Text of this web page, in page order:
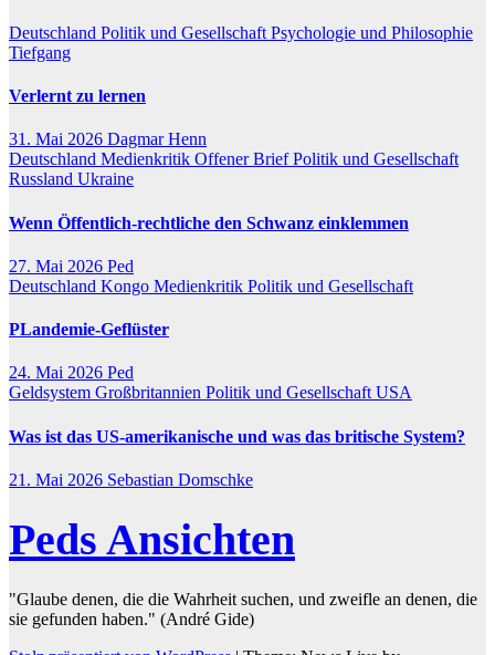
Deutschland Politik und Gesellschaft Psychologie und Philosophie
Tiefgang
Verlernt zu lernen
31. Mai 2026 Dagmar Henn
Deutschland Medienkritik Offener BriefPolitik und Gesellschaft
Russland Ukraine
Wenn Öffentlich-rechtliche den Schwanz einklemmen
27. Mai 2026 Ped
Deutschland Kongo Medienkritik Politik und Gesellschaft
PLandemie-Geflüster
24. Mai 2026 Ped
Geldsystem Großbritannien Politik und Gesellschaft USA
Was ist das US-amerikanische und was das britische System?
21. Mai 2026 Sebastian Domschke
Peds Ansichten
"Glaube denen, die die Wahrheit suchen, und zweifle an denen, die
sie gefunden haben." (André Gide)